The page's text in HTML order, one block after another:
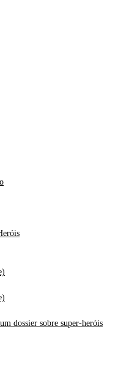
dossier sobre super-heróis